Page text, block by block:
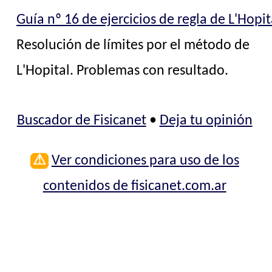
Guía nº 16 de ejercicios de regla de
Resolución de límites por el método de
L'Hopital. Problemas con resultado.
Buscador de Fisicanet• Deja tu opinión
⚠ Ver condiciones para uso de los
contenidos de fisicanet.com.ar